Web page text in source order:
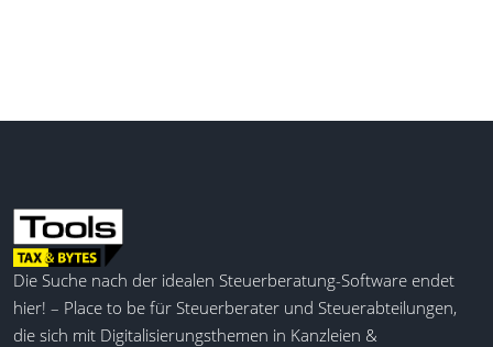
Die Suche nach der idealen Steuerberatung-Software endet
hier! – Place to be für Steuerberater und Steuerabteilungen,
die sich mit Digitalisierungsthemen in Kanzleien &